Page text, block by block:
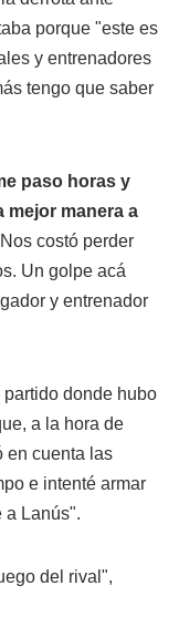
porque "este es
y entrenadores
tengo que saber
paso horas y
mejor manera a
Nos costó perder
Un golpe acá
y entrenador
donde hubo
a la hora de
en cuenta las
e intenté armar
a Lanús".
del rival",